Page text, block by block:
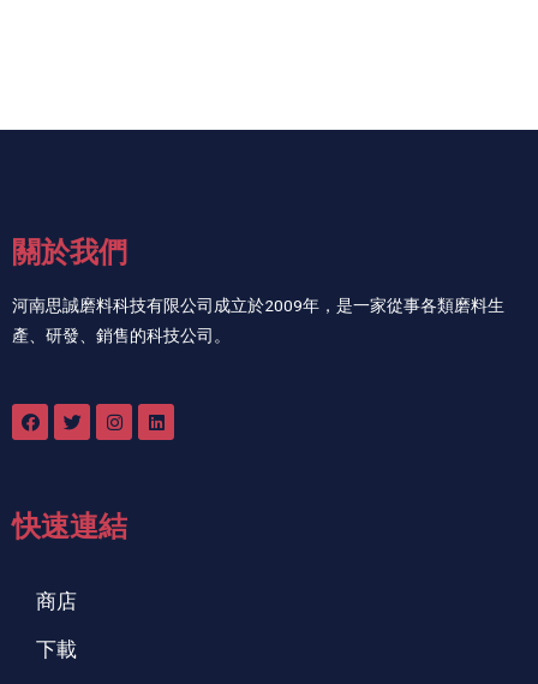
關於我們
河南思誠磨料科技有限公司成立於2009年，是一家從事各類磨料生
產、研發、銷售的科技公司。
快速連結
商店
下載